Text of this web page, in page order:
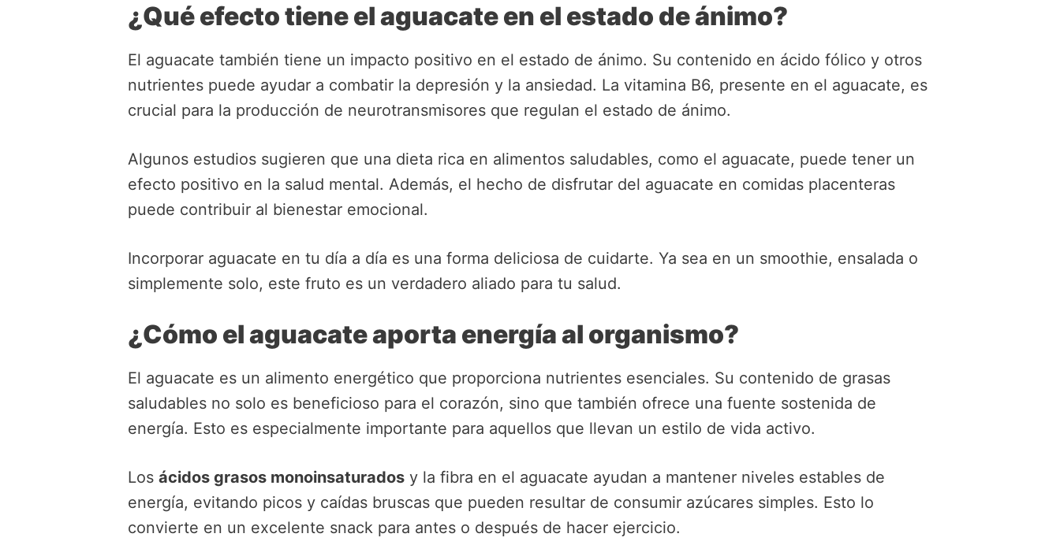
¿Qué efecto tiene el aguacate en el estado de ánimo?
El aguacate también tiene un impacto positivo en el estado de ánimo. Su contenido en ácido fólico y otros
nutrientes puede ayudar a combatir la depresión y la ansiedad. La vitamina B6, presente en el aguacate, es
crucial para la producción de neurotransmisores que regulan el estado de ánimo.
Algunos estudios sugieren que una dieta rica en alimentos saludables, como el aguacate, puede tener un
efecto positivo en la salud mental. Además, el hecho de disfrutar del aguacate en comidas placenteras
puede contribuir al bienestar emocional.
Incorporar aguacate en tu día a día es una forma deliciosa de cuidarte. Ya sea en un smoothie, ensalada o
simplemente solo, este fruto es un verdadero aliado para tu salud.
¿Cómo el aguacate aporta energía al organismo?
El aguacate es un alimento energético que proporciona nutrientes esenciales. Su contenido de grasas
saludables no solo es beneficioso para el corazón, sino que también ofrece una fuente sostenida de
energía. Esto es especialmente importante para aquellos que llevan un estilo de vida activo.
Los ácidos grasos monoinsaturados y la fibra en el aguacate ayudan a mantener niveles estables de
energía, evitando picos y caídas bruscas que pueden resultar de consumir azúcares simples. Esto lo
convierte en un excelente snack para antes o después de hacer ejercicio.